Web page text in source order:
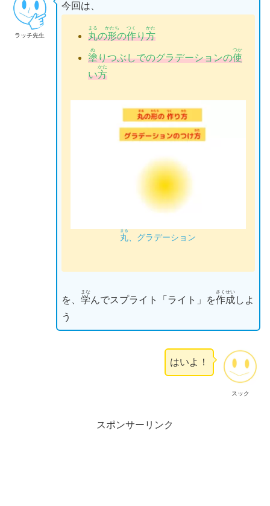
ラッチ先生
今回 は、
丸
まる
の形
かたち
の作
つく
り方
かた
塗
ぬ
りつぶしでのグラデーションの使
つか
い方
かた
丸
まる
、グラデーション
を、 学
まな
んでスプライト「ライト」を作成
さくせい
しよ
う
スック
はいよ！
スポンサーリンク